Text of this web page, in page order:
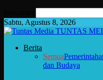
Sabtu, Agustus 8, 2026
TUNTAS
Berita
Semua
dan Budaya